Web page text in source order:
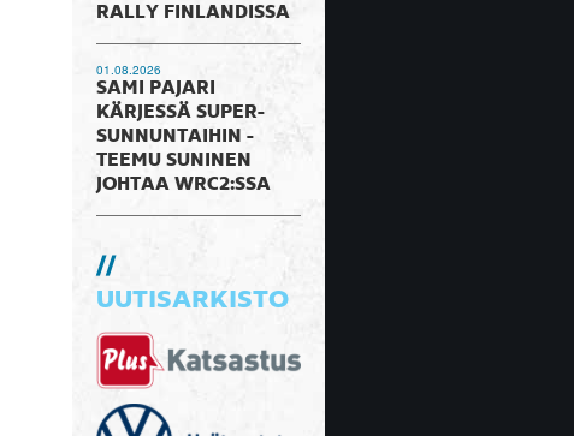
RALLY FINLANDISSA
01.08.2026
SAMI PAJARI
KÄRJESSÄ SUPER-
SUNNUNTAIHIN -
TEEMU SUNINEN
JOHTAA WRC2:SSA
UUTISARKISTO